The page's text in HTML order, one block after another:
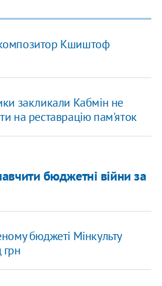
Кшиштоф
закликали Кабмін не
на реставрацію пам'яток
бюджетні війни за
бюджеті Мінкульту